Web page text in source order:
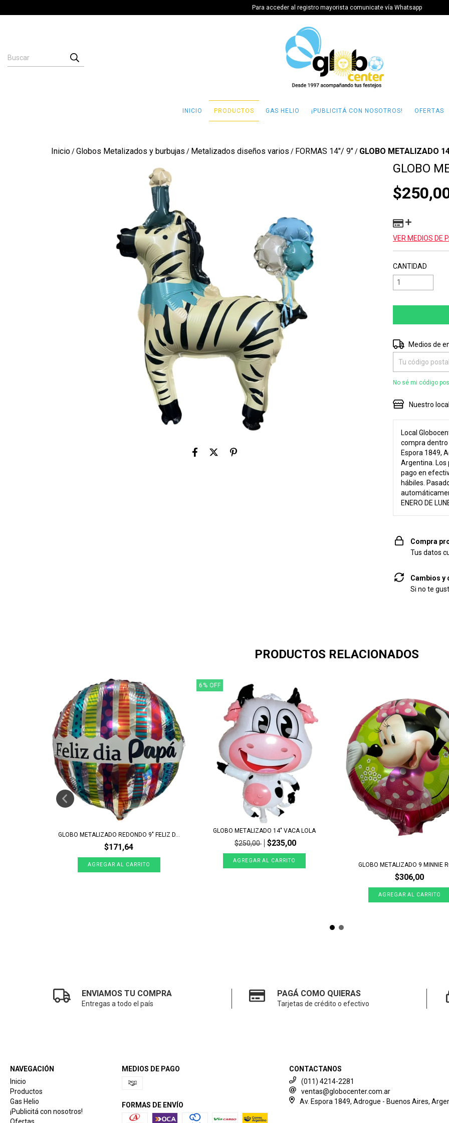
Para acceder al registro mayorista comunicate vía Whatsapp
INICIO PRODUCTOS GAS HELIO ¡PUBLICITÁ CON NOSOTROS! OFERTAS
Inicio/Globos Metalizados y burbujas / Metalizados diseños varios / FORMAS 14"/ 9"/ GLOBO METALIZADO
GLOBO
VER MEDIOS DE
CANTIDAD
Entregas para el
Medios de
No sé mi código
Nuestro local
Local
compra dentro
Espora 1849,
Argentina. Los
pago en
hábiles.
ENERO DE
Compra
Tus datos
Cambios y
Si no te
PRODUCTOS RELACIONADOS
GLOBO METALIZADO REDONDO 9" FELIZ D...
$171,64
6 % OFF
GLOBO METALIZADO 14" VACA LOLA
$250,00 $235,00
GLOBO METALIZADO 9 MINNIE
$306,00
ENVIAMOS TU COMPRA
Entregas a todo el país
PAGÁ COMO QUIERAS
Tarjetas de crédito o efectivo
NAVEGACIÓN
Inicio
Productos
Gas Helio
¡Publicitá con nosotros!
Ofertas
MEDIOS DE PAGO
FORMAS DE ENVÍO
CONTACTANOS
(011) 4214-2281
ventas@globocenter.com.ar
Av. Espora 1849, Adrogue - Buenos Aires,